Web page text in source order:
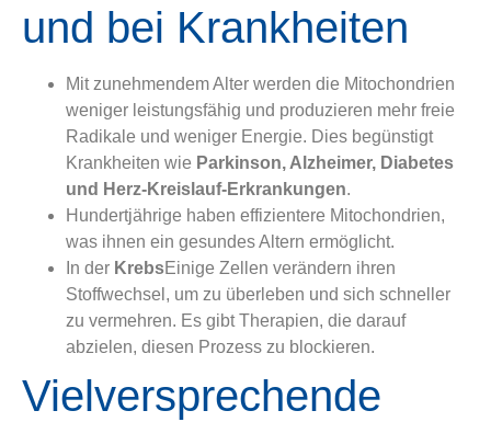
und bei Krankheiten
Mit zunehmendem Alter werden die Mitochondrien
weniger leistungsfähig und produzieren mehr freie
Radikale und weniger Energie. Dies begünstigt
Krankheiten wie Parkinson, Alzheimer, Diabetes
und Herz-Kreislauf-Erkrankungen.
Hundertjährige haben effizientere Mitochondrien,
was ihnen ein gesundes Altern ermöglicht.
In der KrebsEinige Zellen verändern ihren
Stoffwechsel, um zu überleben und sich schneller
zu vermehren. Es gibt Therapien, die darauf
abzielen, diesen Prozess zu blockieren.
Vielversprechende